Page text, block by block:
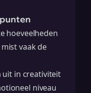
hoeveelheden
vaak de
uit in creativiteit
niveau